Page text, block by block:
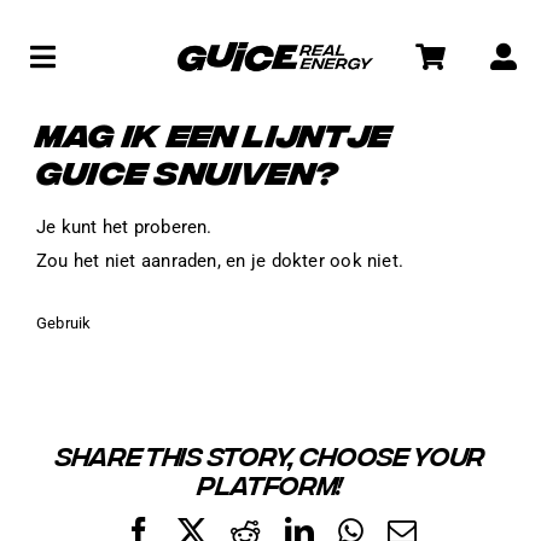
Toggle
WINKEL
MAG IK EEN LIJNTJE
GUICE SNUIVEN?
Je kunt het proberen.
Zou het niet aanraden, en je dokter ook niet.
Gebruik
SHARE THIS STORY, CHOOSE YOUR
PLATFORM!
FacebookRedditLinkedInWhatsApp
Email